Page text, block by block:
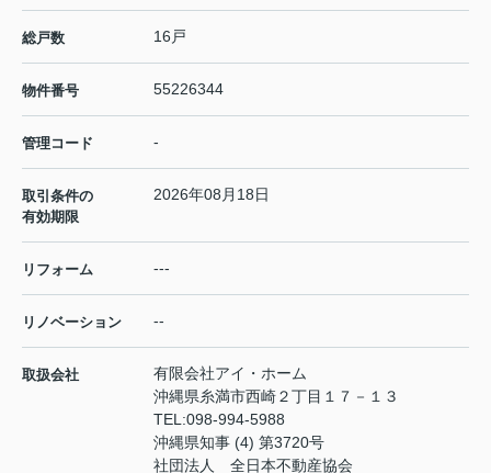
総戸数 16戸
物件番号 55226344
管理コード -
取引条件の
有効期限
2026年08月18日
リフォーム ---
リノベーション --
取扱会社
有限会社アイ・ホーム
沖縄県糸満市西崎２丁目１７－１３
TEL:098-994-5988
沖縄県知事 (4) 第3720号
社団法人 全日本不動産協会